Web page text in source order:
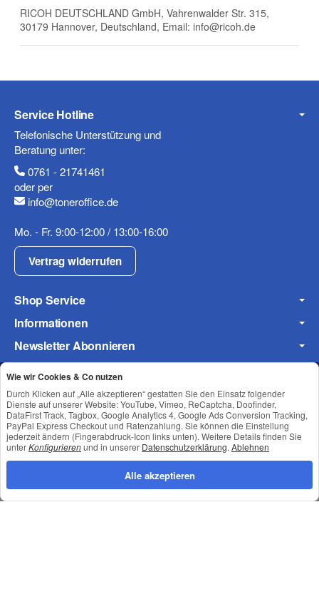
Mobiltelefon
Frage zum Artikel
Ihre Frage
RICOH DEUTSCHLAND GmbH, Vahrenwalder Str. 315,
30179 Hannover, Deutschland, Email: info@ricoh.de
Service Hotline
Telefonische Unterstützung und
Beratung unter:
0761 - 21741461
oder per
info@toneroffice.de
Mo. - Fr. 9:00-12:00 / 13:00-16:00
Vertrag widerrufen
Shop Service
Informationen
Newsletter Abonnieren
Datenschutz•Impressum
Wie wir Cookies & Co nutzen
Durch Klicken auf „Alle akzeptieren“ gestatten Sie den Einsatz folgender
Dienste auf unserer Website: YouTube, Vimeo, ReCaptcha, Doofinder,
DataFirst Track, Tagbox, Google Analytics 4, Google Ads Conversion Tracking,
PayPal Express Checkout und Ratenzahlung. Sie können die Einstellung
jederzeit ändern (Fingerabdruck-Icon links unten). Weitere Details finden Sie
unterKonfigurierenund in unserer Datenschutzerklärung. Ablehnen
Alle akzeptieren